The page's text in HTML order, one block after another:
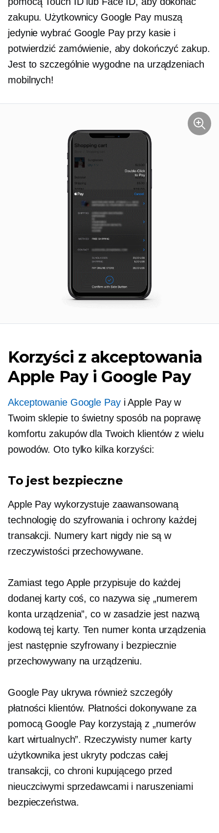
zakupu. Użytkownicy Google Pay muszą
jedynie wybrać Google Pay przy kasie i
potwierdzić zamówienie, aby dokończyć zakup.
Jest to szczególnie wygodne na urządzeniach
mobilnych!
Korzyści z akceptowania
Apple Pay i Google Pay
Akceptowanie Google Payi Apple Pay w
Twoim sklepie to świetny sposób na poprawę
komfortu zakupów dla Twoich klientów z wielu
powodów. Oto tylko kilka korzyści:
To jest bezpieczne
Apple Pay wykorzystuje zaawansowaną
technologię do szyfrowania i ochrony każdej
transakcji. Numery kart nigdy nie są w
rzeczywistości przechowywane.
Zamiast tego Apple przypisuje do każdej
dodanej karty coś, co nazywa się „numerem
konta urządzenia”, co w zasadzie jest nazwą
kodową tej karty. Ten numer konta urządzenia
jest następnie szyfrowany i bezpiecznie
przechowywany na urządzeniu.
Google Pay ukrywa również szczegóły
płatności klientów. Płatności dokonywane za
pomocą Google Pay korzystają z „numerów
kart wirtualnych”. Rzeczywisty numer karty
użytkownika jest ukryty podczas całej
transakcji, co chroni kupującego przed
nieuczciwymi sprzedawcami i naruszeniami
bezpieczeństwa.